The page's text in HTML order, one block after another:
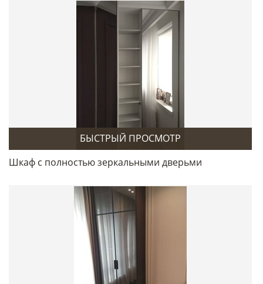
БЫСТРЫЙ ПРОСМОТР
Шкаф с полностью зеркальными дверьми